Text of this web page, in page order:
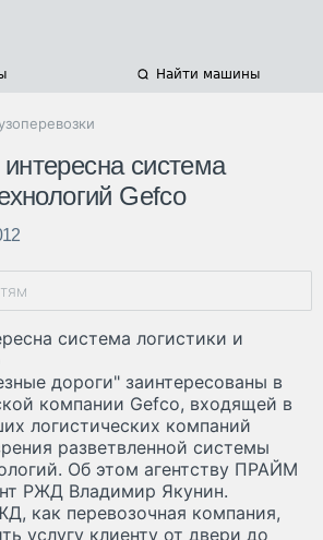
Найти машины
система
Gefco
система логистики и
дороги" заинтересованы в
компании Gefco, входящей в
логистических компаний
разветвленной системы
Об этом агентству ПРАЙМ
РЖД Владимир Якунин.
как перевозочная компания,
услугу клиенту от двери до